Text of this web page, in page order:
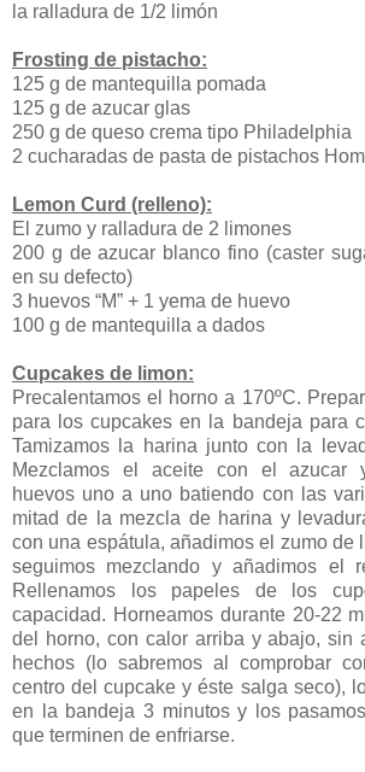
la ralladura de 1/2 limón
Frosting de pistacho:
125 g de mantequilla pomada
125 g de azucar glas
250 g de queso crema tipo Philadelphia
2 cucharadas de pasta de pistachos
Lemon Curd (relleno):
El zumo y ralladura de 2 limones
200 g de azucar blanco fino (caster
en su defecto)
3 huevos “M” + 1 yema de huevo
100 g de mantequilla a dados
Cupcakes de limon:
Precalentamos el horno a 170ºC.
para los cupcakes en la bandeja para
Tamizamos la harina junto con la
Mezclamos el aceite con el azucar
huevos uno a uno batiendo con las
mitad de la mezcla de harina y
con una espátula, añadimos el zumo de
seguimos mezclando y añadimos el
Rellenamos los papeles de los
capacidad. Horneamos durante 20-22
del horno, con calor arriba y abajo, sin
hechos (lo sabremos al comprobar
centro del cupcake y éste salga seco),
en la bandeja 3 minutos y los
que terminen de enfriarse.